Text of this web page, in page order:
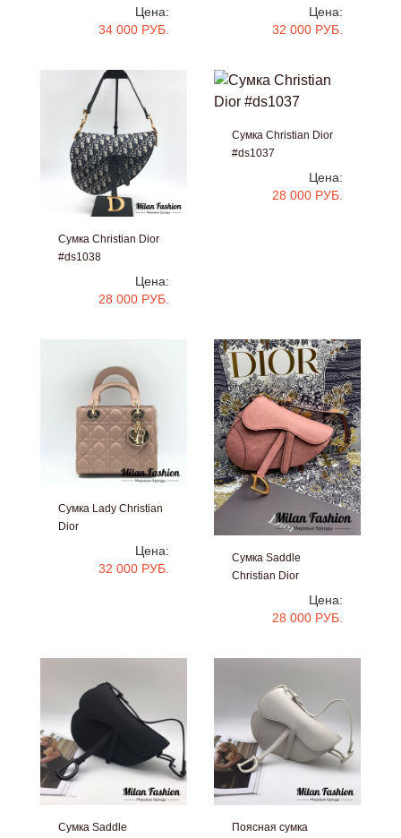
Цена:
34 000 РУБ.
Цена:
32 000 РУБ.
Сумка Christian Dior
#ds1038
Цена:
28 000 РУБ.
Сумка Christian Dior
#ds1037
Цена:
28 000 РУБ.
Сумка Lady Christian
Dior
Цена:
32 000 РУБ.
Сумка Saddle
Christian Dior
Цена:
28 000 РУБ.
Сумка Saddle
Поясная сумка